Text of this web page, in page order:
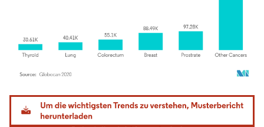
Bild © Mordor Intelligence. Wiederverwendung erfordert Namensnennung gemäß